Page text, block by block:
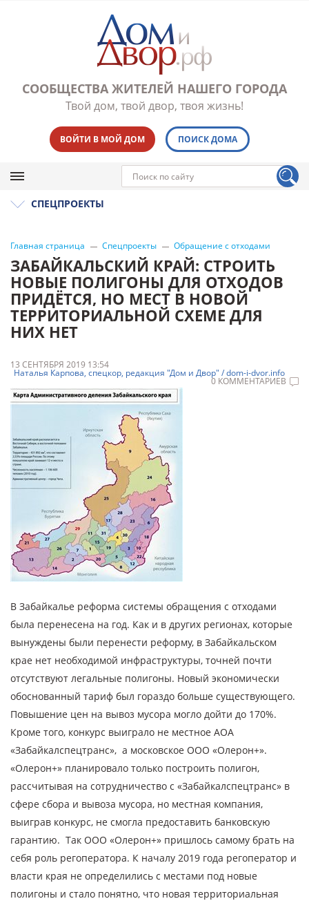
СООБЩЕСТВА ЖИТЕЛЕЙ НАШЕГО ГОРОДА
Твой дом, твой двор, твоя жизнь!
ВОЙТИ В МОЙ ДОМ ПОИСК ДОМА
СПЕЦПРОЕКТЫ
Главная страница Спецпроекты Обращение с отходами
ЗАБАЙКАЛЬСКИЙ КРАЙ: СТРОИТЬ
НОВЫЕ ПОЛИГОНЫ ДЛЯ ОТХОДОВ
ПРИДЁТСЯ, НО МЕСТ В НОВОЙ
ТЕРРИТОРИАЛЬНОЙ СХЕМЕ ДЛЯ
НИХ НЕТ
13 СЕНТЯБРЯ 2019 13:54
Наталья Карпова, спецкор, редакция "Дом и Двор" / dom-i-dvor.info
0 КОММЕНТАРИЕВ
В Забайкалье реформа системы обращения с отходами
была перенесена на год. Как и в других регионах, которые
вынуждены были перенести реформу, в Забайкальском
крае нет необходимой инфраструктуры, точней почти
отсутствуют легальные полигоны. Новый экономически
обоснованный тариф был гораздо больше существующего.
Повышение цен на вывоз мусора могло дойти до 170%.
Кроме того, конкурс выиграло не местное АОА
«Забайкалспецтранс», а московское ООО «Олерон+».
«Олерон+» планировало только построить полигон,
рассчитывая на сотрудничество с «Забайкалспецтранс» в
сфере сбора и вывоза мусора, но местная компания,
выиграв конкурс, не смогла предоставить банковскую
гарантию. Так ООО «Олерон+» пришлось самому брать на
себя роль регоператора. К началу 2019 года регоператор и
власти края не определились с местами под новые
полигоны и стало понятно, что новая территориальная